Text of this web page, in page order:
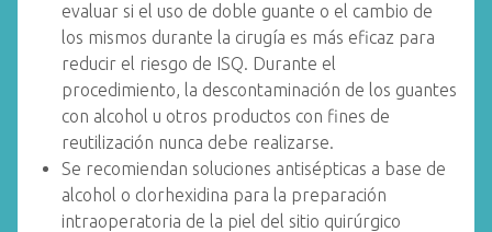
evaluar si el uso de doble guante o el cambio de
los mismos durante la cirugía es más eficaz para
reducir el riesgo de ISQ. Durante el
procedimiento, la descontaminación de los guantes
con alcohol u otros productos con fines de
reutilización nunca debe realizarse.
Se recomiendan soluciones antisépticas a base de
alcohol o clorhexidina para la preparación
intraoperatoria de la piel del sitio quirúrgico